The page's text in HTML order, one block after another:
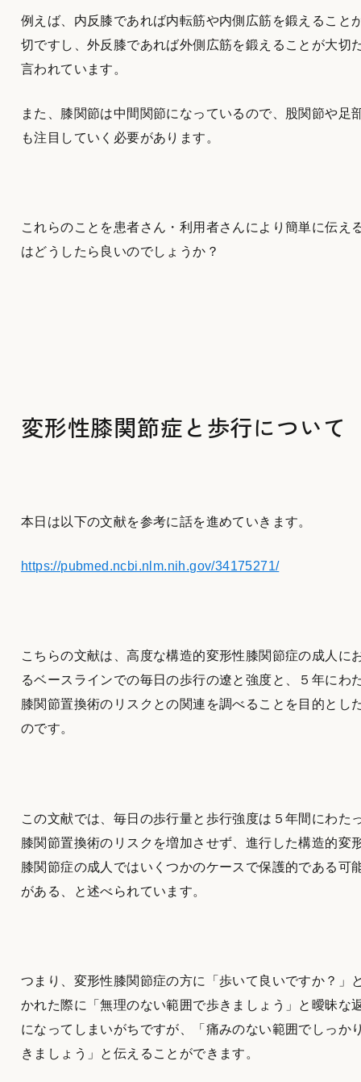
例えば、内反膝であれば内転筋や内側広筋を鍛えること
切ですし、外反膝であれば外側広筋を鍛えることが大切
言われています。
また、膝関節は中間関節になっているので、股関節や足
も注目していく必要があります。
これらのことを患者さん・利用者さんにより簡単に伝え
はどうしたら良いのでしょうか？
変形性膝関節症と歩行について
本日は以下の文献を参考に話を進めていきます。
https://pubmed.ncbi.nlm.nih.gov/34175271/
こちらの文献は、高度な構造的変形性膝関節症の成人に
るベースラインでの毎日の歩行の遼と強度と、５年にわ
膝関節置換術のリスクとの関連を調べることを目的とし
のです。
この文献では、毎日の歩行量と歩行強度は５年間にわた
膝関節置換術のリスクを増加させず、進行した構造的変
膝関節症の成人ではいくつかのケースで保護的である可
がある、と述べられています。
つまり、変形性膝関節症の方に「歩いて良いですか？」
かれた際に「無理のない範囲で歩きましょう」と曖昧な
になってしまいがちですが、「痛みのない範囲でしっか
きましょう」と伝えることができます。